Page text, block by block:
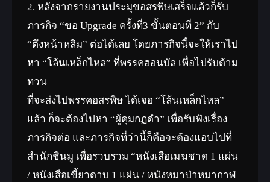
2. หลังจากรายงานประมุขอสรพิษเสร็จแล้วก็รับ
ภารกิจ “ขอ Upgrade ครั้งที่3 ขั้นตอนที่ 2” กับ
“ตึงหน้าหลิม” ต่อได้เลย โดยภารกิจนี้จะให้เราไป
หา “โล้นเหล็กไหล” ที่พรรคฮอนบัล เพื่อไปรับด้าม
ทวน
ที่จะส่งไปพรรคอสรพิษ ได้เจอ “โล้นเหล็กไหล”
แล้ว ก็จะต้องไปหา “ผู้คุมกฏดำ” เพื่อรับฟังเรื่อง
ภารกิจต่อ และภารกิจที่ว่านี้ก็คือจะต้องแอบไปที่
สำนักชินมู เพื่อรวบรวม “หนังเสือเมฆชาด 1 แผ่น
/ หนังเสือเขี้ยวดาบ 1 แผ่น / หนังหมาป่าหมากาฬ